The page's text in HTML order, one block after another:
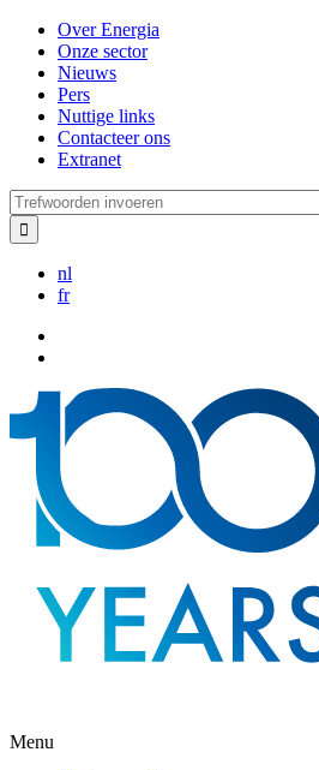
Overslaan
naar
inhoud
gaan
Over Energia
Onze sector
Nieuws
Pers
Nuttige links
Contacteer ons
Extranet
Trefwoorden
invoeren
nl
fr
Menu